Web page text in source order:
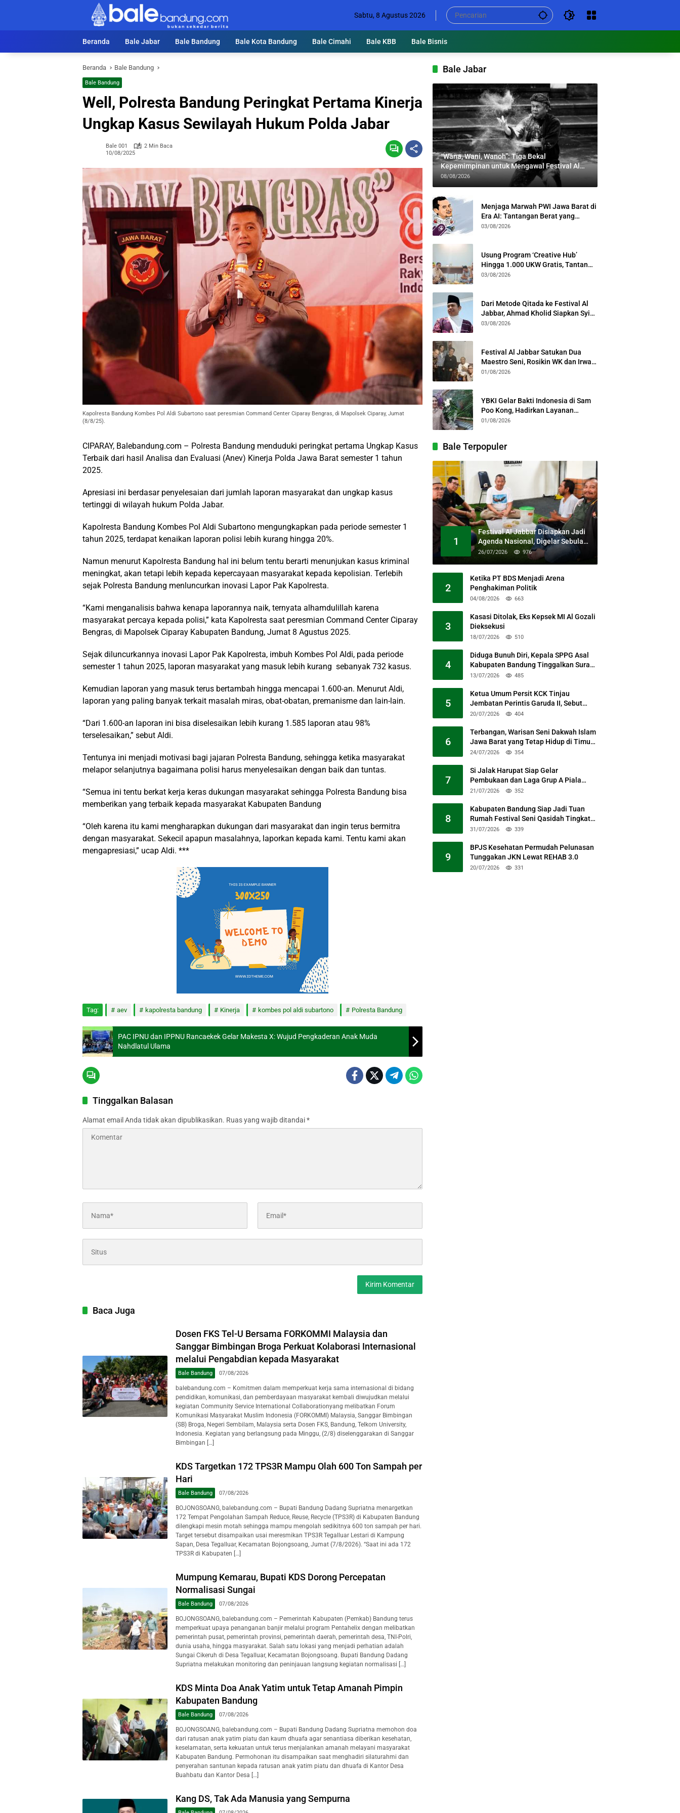
Sabtu, 8 Agustus 2026
Beranda Bale Jabar Bale Bandung Bale Kota Bandung Bale Cimahi Bale KBB Bale Bisnis
Beranda Bale Bandung
Bale Bandung
Well, Polresta Bandung Peringkat Pertama Kinerja
Ungkap Kasus Sewilayah Hukum Polda Jabar
Bale 001
2 Min Baca
10/08/2025
Kapolresta Bandung Kombes Pol Aldi Subartono saat peresmian Command Center Ciparay Bengras, di Mapolsek Ciparay, Jumat
(8/8/25).
CIPARAY, Balebandung.com – Polresta Bandung menduduki peringkat pertama Ungkap Kasus
Terbaik dari hasil Analisa dan Evaluasi (Anev) Kinerja Polda Jawa Barat semester 1 tahun
2025.
Apresiasi ini berdasar penyelesaian dari jumlah laporan masyarakat dan ungkap kasus
tertinggi di wilayah hukum Polda Jabar.
Kapolresta Bandung Kombes Pol Aldi Subartono mengungkapkan pada periode semester 1
tahun 2025, terdapat kenaikan laporan polisi lebih kurang hingga 20%.
Namun menurut Kapolresta Bandung hal ini belum tentu berarti menunjukan kasus kriminal
meningkat, akan tetapi lebih kepada kepercayaan masyarakat kepada kepolisian. Terlebih
sejak Polresta Bandung menluncurkan inovasi Lapor Pak Kapolresta.
“Kami menganalisis bahwa kenapa laporannya naik, ternyata alhamdulillah karena
masyarakat percaya kepada polisi,” kata Kapolresta saat peresmian Command Center Ciparay
Bengras, di Mapolsek Ciparay Kabupaten Bandung, Jumat 8 Agustus 2025.
Sejak diluncurkannya inovasi Lapor Pak Kapolresta, imbuh Kombes Pol Aldi, pada periode
semester 1 tahun 2025, laporan masyarakat yang masuk lebih kurang sebanyak 732 kasus.
Kemudian laporan yang masuk terus bertambah hingga mencapai 1.600-an. Menurut Aldi,
laporan yang paling banyak terkait masalah miras, obat-obatan, premanisme dan lain-lain.
“Dari 1.600-an laporan ini bisa diselesaikan lebih kurang 1.585 laporan atau 98%
terselesaikan,” sebut Aldi.
Tentunya ini menjadi motivasi bagi jajaran Polresta Bandung, sehingga ketika masyarakat
melapor selanjutnya bagaimana polisi harus menyelesaikan dengan baik dan tuntas.
“Semua ini tentu berkat kerja keras dukungan masyarakat sehingga Polresta Bandung bisa
memberikan yang terbaik kepada masyarakat Kabupaten Bandung
“Oleh karena itu kami mengharapkan dukungan dari masyarakat dan ingin terus bermitra
dengan masyarakat. Sekecil apapun masalahnya, laporkan kepada kami. Tentu kami akan
mengapresiasi,” ucap Aldi. ***
Tag: aev kapolresta bandung Kinerja kombes pol aldi subartono Polresta Bandung
PAC IPNU dan IPPNU Rancaekek Gelar Makesta X: Wujud Pengkaderan Anak Muda
Nahdlatul Ulama
Tinggalkan Balasan
Alamat email Anda tidak akan dipublikasikan. Ruas yang wajib ditandai*
Baca Juga
Dosen FKS Tel-U Bersama FORKOMMI Malaysia dan
Sanggar Bimbingan Broga Perkuat Kolaborasi Internasional
melalui Pengabdian kepada Masyarakat
Bale Bandung 07/08/2026
balebandung.com – Komitmen dalam memperkuat kerja sama internasional di bidang
pendidikan, komunikasi, dan pemberdayaan masyarakat kembali diwujudkan melalui
kegiatan Community Service International Collaborationyang melibatkan Forum
Komunikasi Masyarakat Muslim Indonesia (FORKOMMI) Malaysia, Sanggar Bimbingan
(SB) Broga, Negeri Sembilam, Malaysia serta Dosen FKS, Bandung, Telkom University,
Indonesia. Kegiatan yang berlangsung pada Minggu, (2/8) diselenggarakan di Sanggar
Bimbingan […]
KDS Targetkan 172 TPS3R Mampu Olah 600 Ton Sampah per
Hari
Bale Bandung 07/08/2026
BOJONGSOANG, balebandung.com – Bupati Bandung Dadang Supriatna menargetkan
172 Tempat Pengolahan Sampah Reduce, Reuse, Recycle (TPS3R) di Kabupaten Bandung
dilengkapi mesin motah sehingga mampu mengolah sedikitnya 600 ton sampah per hari.
Target tersebut disampaikan usai meresmikan TPS3R Tegalluar Lestari di Kampung
Sapan, Desa Tegalluar, Kecamatan Bojongsoang, Jumat (7/8/2026). “Saat ini ada 172
TPS3R di Kabupaten […]
Mumpung Kemarau, Bupati KDS Dorong Percepatan
Normalisasi Sungai
Bale Bandung 07/08/2026
BOJONGSOANG, balebandung.com – Pemerintah Kabupaten (Pemkab) Bandung terus
memperkuat upaya penanganan banjir melalui program Pentahelix dengan melibatkan
pemerintah pusat, pemerintah provinsi, pemerintah daerah, pemerintah desa, TNI-Polri,
dunia usaha, hingga masyarakat. Salah satu lokasi yang menjadi perhatian adalah
Sungai Cikeruh di Desa Tegalluar, Kecamatan Bojongsoang. Bupati Bandung Dadang
Supriatna melakukan monitoring dan peninjauan langsung kegiatan normalisasi […]
KDS Minta Doa Anak Yatim untuk Tetap Amanah Pimpin
Kabupaten Bandung
Bale Bandung 07/08/2026
BOJONGSOANG, balebandung.com – Bupati Bandung Dadang Supriatna memohon doa
dari ratusan anak yatim piatu dan kaum dhuafa agar senantiasa diberikan kesehatan,
keselamatan, serta kekuatan untuk terus menjalankan amanah melayani masyarakat
Kabupaten Bandung. Permohonan itu disampaikan saat menghadiri silaturahmi dan
penyerahan santunan kepada ratusan anak yatim piatu dan dhuafa di Kantor Desa
Buahbatu dan Kantor Desa […]
Kang DS, Tak Ada Manusia yang Sempurna
Bale Jabar
“Wana, Wani, Wanoh”: Tiga Bekal
Kepemimpinan untuk Mengawal Festival Al
Jabbar
08/08/2026
Menjaga Marwah PWI Jawa Barat di
Era AI: Tantangan Berat yang
Menuntut Solidaritas Lintas
03/08/2026
Usung Program ‘Creative Hub’
Hingga 1.000 UKW Gratis, Tantan
Sulthon Paparkan Visi PWI Jabar di
03/08/2026
Dari Metode Qitada ke Festival Al
Jabbar, Ahmad Kholid Siapkan Syiar
Al-Qur’an Lewat Nada
03/08/2026
Festival Al Jabbar Satukan Dua
Maestro Seni, Rosikin WK dan Irwan
Guntari Garap Pertunjukan Kolosal
01/08/2026
YBKI Gelar Bakti Indonesia di Sam
Poo Kong, Hadirkan Layanan
Kesehatan Gratis dan Dialog
01/08/2026
Bale Terpopuler
1
Festival Al Jabbar Disiapkan Jadi
Agenda Nasional, Digelar Sebulan
Penuh di Kawasan Masjid Raya Al
26/07/2026 976
2
Ketika PT BDS Menjadi Arena
Penghakiman Politik
04/08/2026 663
3
Kasasi Ditolak, Eks Kepsek MI Al Gozali
Dieksekusi
18/07/2026 510
4
Diduga Bunuh Diri, Kepala SPPG Asal
Kabupaten Bandung Tinggalkan Surat
Permohonan Maaf
13/07/2026 485
5
Ketua Umum Persit KCK Tinjau
Jembatan Perintis Garuda II, Sebut
Simbol Kebersamaan TNI dan Rakyat
20/07/2026 404
6
Terbangan, Warisan Seni Dakwah Islam
Jawa Barat yang Tetap Hidup di Timur
Kabupaten Bandung
24/07/2026 354
7
Si Jalak Harupat Siap Gelar
Pembukaan dan Laga Grup A Piala
Presiden 2026 Sabtu Mendatang
21/07/2026 352
8
Kabupaten Bandung Siap Jadi Tuan
Rumah Festival Seni Qasidah Tingkat
Nasional
31/07/2026 339
9
BPJS Kesehatan Permudah Pelunasan
Tunggakan JKN Lewat REHAB 3.0
20/07/2026 331